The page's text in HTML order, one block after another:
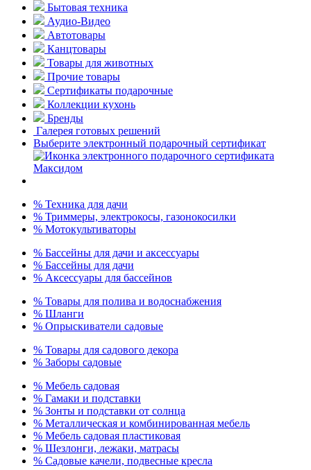
Бытовая техника
Аудио-Видео
Автотовары
Канцтовары
Товары для животных
Прочие товары
Сертификаты подарочные
Коллекции кухонь
Бренды
Галерея готовых решений
Выберите электронный подарочный сертификат
% Техника для дачи
% Триммеры, электрокосы, газонокосилки
% Мотокультиваторы
% Бассейны для дачи и аксессуары
% Бассейны для дачи
% Аксессуары для бассейнов
% Товары для полива и водоснабжения
% Шланги
% Опрыскиватели садовые
% Товары для садового декора
% Заборы садовые
% Мебель садовая
% Гамаки и подставки
% Зонты и подставки от солнца
% Металлическая и комбинированная мебель
% Мебель садовая пластиковая
% Шезлонги, лежаки, матрасы
% Садовые качели, подвесные кресла